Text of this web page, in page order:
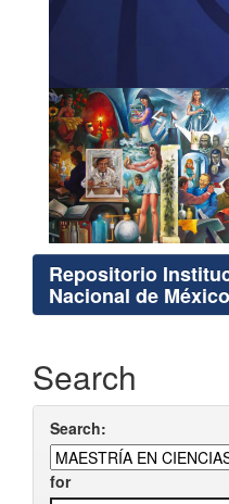
Repositorio
Nacional de
Search
Search:
for